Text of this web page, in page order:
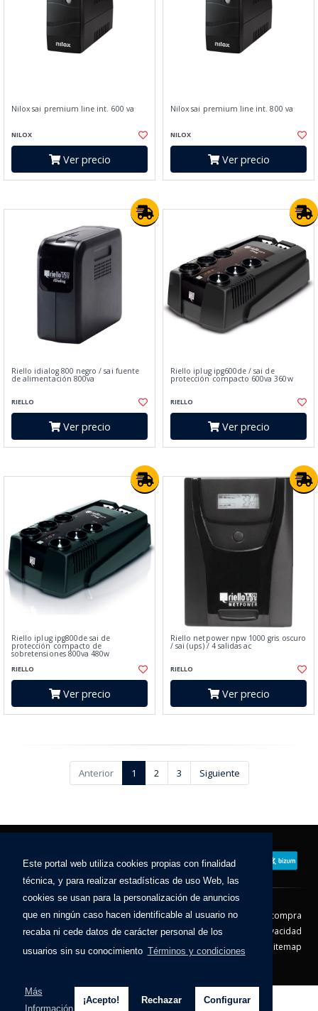
Este portal web utiliza cookies propias con finalidad
técnica, y para realizar estadísticas de uso Web, las
cookies se usan para la personalización de anuncios
que en ningún caso hacen identificable al usuario no
recaba ni cede datos de carácter personal de los
usuarios sin su conocimiento Términos y condiciones
Más
Información
¡Acepto! Rechazar Configurar
Nilox sai premium line int. 600 va
NILOX
Ver precio
Nilox sai premium line int. 800 va
NILOX
Ver precio
Riello idialog 800 negro / sai fuente
de alimentación 800va
RIELLO
Ver precio
Riello iplug ipg600de / sai de
protección compacto 600va 360w
RIELLO
Ver precio
Riello iplug ipg800de sai de
protección compacto de
sobretensiones 800va 480w
RIELLO
Ver precio
Riello netpower npw 1000 gris oscuro
/ sai (ups) / 4 salidas ac
RIELLO
Ver precio
Anterior 1 2 3 Siguiente
Contacto Aviso Legal
Condiciones de compra
Política de envíos
Política de devolución
Política de Privacidad
Política de Cookies
Sitemap